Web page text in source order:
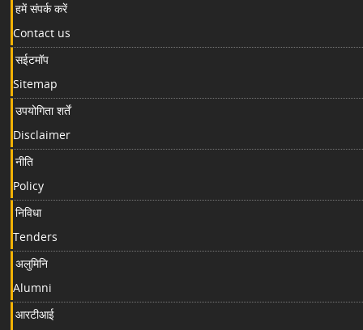
हमें संपर्क करें
Contact us
सईटमॉप
Sitemap
उपयोगिता शर्तें
Disclaimer
नीति
Policy
निविधा
Tenders
अलुमिनि
Alumni
आरटीआई